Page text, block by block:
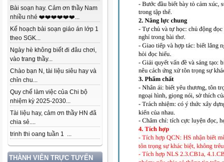
Bài soạn hay. Cảm ơn thầy Nam
nhiều nhé ❤️❤️❤️❤️❤️❤️...
Kế hoạch bài soạn giáo án lớp 1
theo SGK...
Ngày hè không biết đi đâu chơi,
vào trang thầy...
Chào bạn N, tài liệu siêu hay và
chỉn chu...
Quy chế làm việc của Chi bộ
nhiệm kỳ 2025-2030...
Tài liệu hay, cảm ơn thầy HN đã
chia sẻ....
trinh thi oang tuần 1 ...
THÀNH VIÊN TRỰC TUYẾN